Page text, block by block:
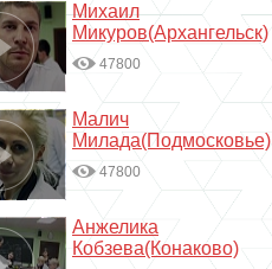
Михаил
Микуров(Архангельск)
47800
Малич
Милада(Подмосковье)
47800
Анжелика
Кобзева(Конаково)